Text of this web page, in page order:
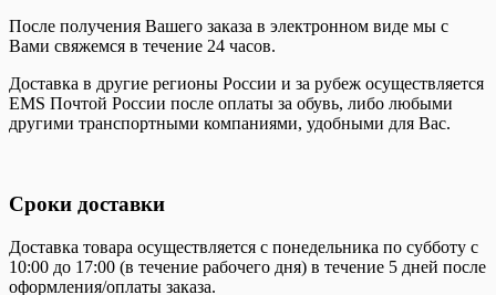
После получения Вашего заказа в электронном виде мы с
Вами свяжемся в течение 24 часов.
Доставка в другие регионы России и за рубеж осуществляется
EMS Почтой России после оплаты за обувь, либо любыми
другими транспортными компаниями, удобными для Вас.
Сроки доставки
Доставка товара осуществляется с понедельника по субботу с
10:00 до 17:00 (в течение рабочего дня) в течение 5 дней после
оформления/оплаты заказа.